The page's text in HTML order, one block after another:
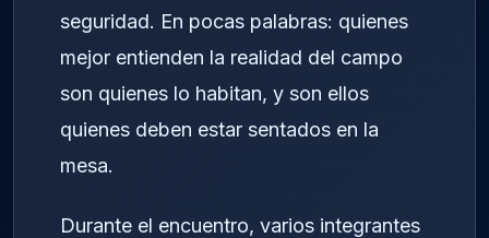
seguridad. En pocas palabras: quienes
mejor entienden la realidad del campo
son quienes lo habitan, y son ellos
quienes deben estar sentados en la
mesa.
Durante el encuentro, varios integrantes